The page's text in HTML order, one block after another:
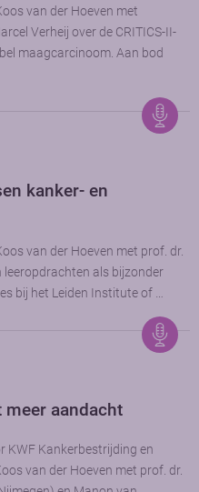
van der Hoeven met
Verheij over de CRITICS-II-
maagcarcinoom. Aan bod
kanker- en
van der Hoeven met prof. dr.
leeropdrachten als bijzonder
bij het Leiden Institute of …
meer aandacht
KWF Kankerbestrijding en
van der Hoeven met prof. dr.